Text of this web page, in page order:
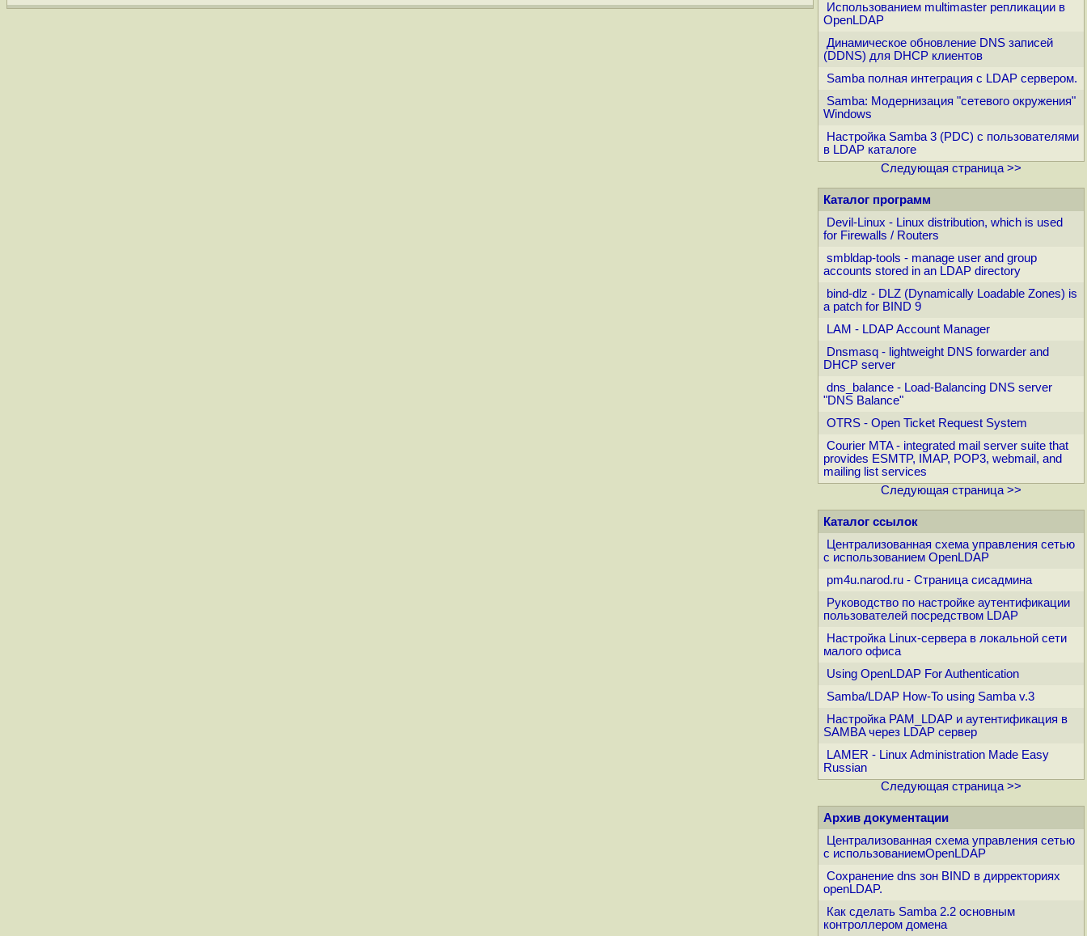
Использованием multimaster pепликации в
OpenLDAP
Динамическое обновление DNS записей
(DDNS) для DHCP клиентов
Samba полная интеграция с LDAP сервером.
Samba: Модернизация "сетевого окружения"
Windows
Настройка Samba 3 (PDC) с пользователями
в LDAP каталоге
Следующая страница >>
Каталог программ
Devil-Linux - Linux distribution, which is used
for Firewalls / Routers
smbldap-tools - manage user and group
accounts stored in an LDAP directory
bind-dlz - DLZ (Dynamically Loadable Zones) is
a patch for BIND 9
LAM - LDAP Account Manager
Dnsmasq - lightweight DNS forwarder and
DHCP server
dns_balance - Load-Balancing DNS server
"DNS Balance"
OTRS - Open Ticket Request System
Courier MTA - integrated mail server suite that
provides ESMTP, IMAP, POP3, webmail, and
mailing list services
Следующая страница >>
Каталог ссылок
Централизованная схема управления сетью
с использованием OpenLDAP
pm4u.narod.ru - Страница сисадмина
Руководство по настройке аутентификации
пользователей посредством LDAP
Настройка Linux-сервера в локальной сети
малого офиса
Using OpenLDAP For Authentication
Samba/LDAP How-To using Samba v.3
Настройка PAM_LDAP и аутентификация в
SAMBA через LDAP сервер
LAMER - Linux Administration Made Easy
Russian
Следующая страница >>
Архив документации
Централизованная схема управления сетью
с использованиемOpenLDAP
Сохранение dns зон BIND в дирректориях
openLDAP.
Как сделать Samba 2.2 основным
контроллером домена